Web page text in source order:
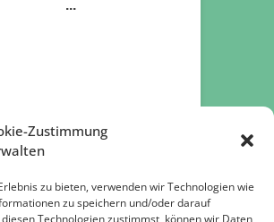
Zustimmung
zu bieten, verwenden wir Technologien wie
zu speichern und/oder darauf
Technologien zustimmst, können wir Daten